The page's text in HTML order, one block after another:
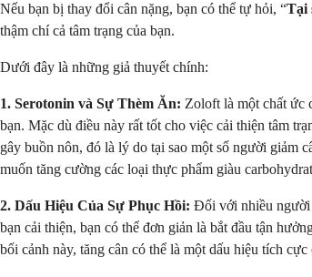
Nếu bạn bị thay đổi cân nặng, bạn có thể tự hỏi, “Tại
thậm chí cả tâm trạng của bạn.
Dưới đây là những giả thuyết chính:
1. Serotonin và Sự Thèm Ăn: Zoloft là một chất ức
bạn. Mặc dù điều này rất tốt cho việc cải thiện tâm
gây buồn nôn, đó là lý do tại sao một số người giảm
muốn tăng cường các loại thực phẩm giàu
2. Dấu Hiệu Của Sự Phục Hồi: Đối với nhiều người
bạn cải thiện, bạn có thể đơn giản là bắt đầu tận
bối cảnh này, tăng cân có thể là một dấu hiệu tích